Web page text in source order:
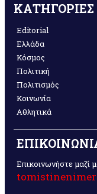
ΚΑΤΗΓΟΡΙΕΣ
Editorial
Ελλάδα
Κόσμος
Πολιτική
Πολιτισμός
Κοινωνία
Αθλητικά
Επικοινωνήστε μαζί